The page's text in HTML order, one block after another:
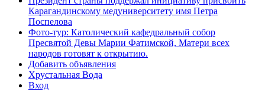
Карагандинскому медуниверситету имя Петра
Поспелова
Фото-тур: Католический кафедральный собор
Пресвятой Девы Марии Фатимской, Матери всех
народов готовят к открытию.
Добавить объявления
Хрустальная Вода
Вход